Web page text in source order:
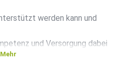
werden kann und
und Versorgung dabei
Mehr